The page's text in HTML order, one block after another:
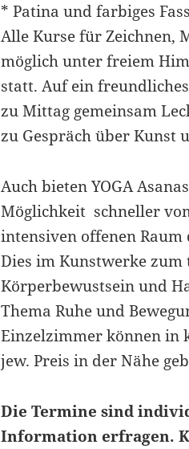
* Patina und farbiges
Alle Kurse für Zeichnen,
möglich unter freiem
statt. Auf ein
zu Mittag gemeinsam
zu Gespräch über Kunst
Auch bieten YOGA
Möglichkeit schneller
intensiven offenen
Dies im Kunstwerke
Körperbewustsein und
Thema Ruhe und
Einzelzimmer können in
jew. Preis in der Nähe
Die Termine sind
Information erfragen.